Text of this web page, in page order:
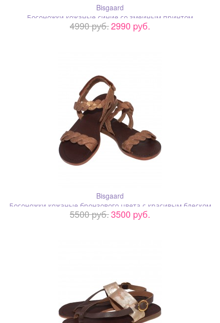
Bisgaard
Босоножки кожаные синие со змеиным принтом
4990 pуб.2990 pуб.
Bisgaard
Босоножки кожаные бронзового цвета с красивым блеском
5500 pуб.3500 pуб.